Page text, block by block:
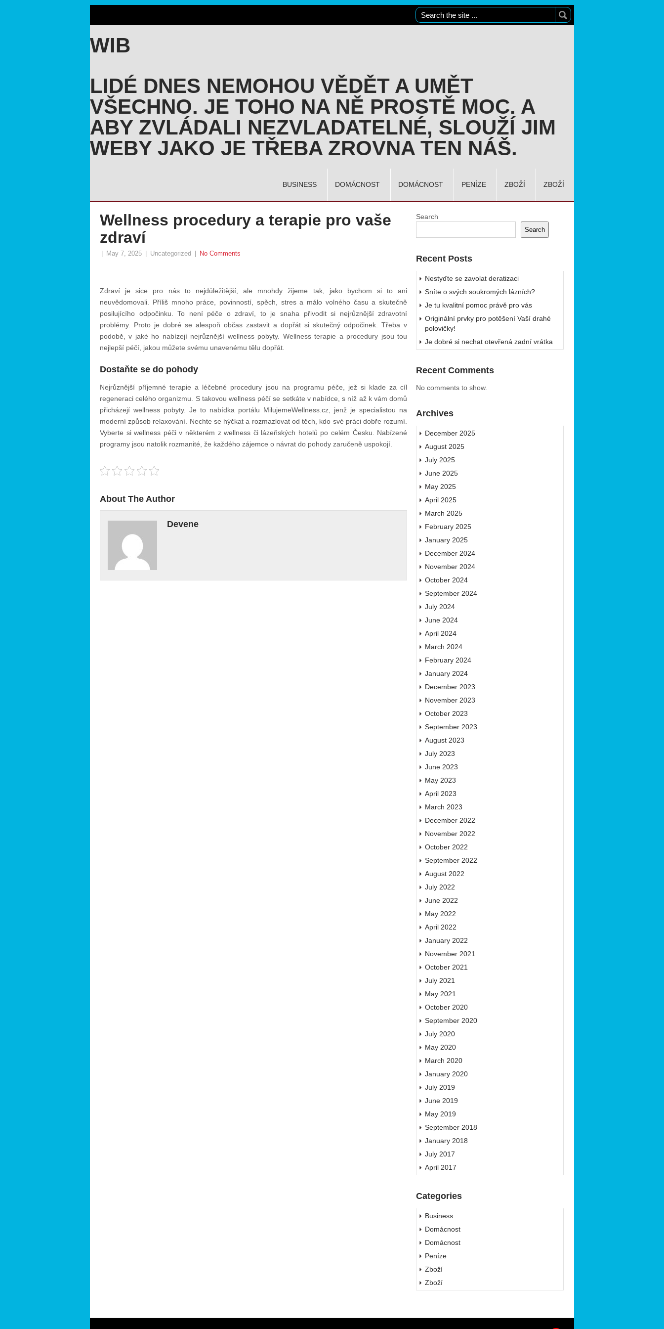
WIB
LIDÉ DNES NEMOHOU VĚDĚT A UMĚT
VŠECHNO. JE TOHO NA NĚ PROSTĚ MOC. A
ABY ZVLÁDALI NEZVLADATELNÉ, SLOUŽÍ JIM
WEBY JAKO JE TŘEBA ZROVNA TEN NÁŠ.
BUSINESS DOMÁCNOST DOMÁCNOST PENÍZE ZBOŽÍ ZBOŽÍ
Wellness procedury a terapie pro vaše
zdraví
May 7, 2025 Uncategorized No Comments
Zdraví je sice pro nás to nejdůležitější, ale mnohdy žijeme tak, jako bychom si to ani
neuvědomovali. Příliš mnoho práce, povinností, spěch, stres a málo volného času a skutečně
posilujícího odpočinku. To není péče o zdraví, to je snaha přivodit si nejrůznější zdravotní
problémy. Proto je dobré se alespoň občas zastavit a dopřát si skutečný odpočinek. Třeba v
podobě, v jaké ho nabízejí nejrůznější wellness pobyty. Wellness terapie a procedury jsou tou
nejlepší péčí, jakou můžete svému unavenému tělu dopřát.
Dostaňte se do pohody
Nejrůznější příjemné terapie a léčebné procedury jsou na programu péče, jež si klade za cíl
regeneraci celého organizmu. S takovou wellness péčí se setkáte v nabídce, s níž až k vám domů
přicházejíwellness pobyty. Je to nabídka portálu MilujemeWellness.cz, jenž je specialistou na
moderní způsob relaxování. Nechte se hýčkat a rozmazlovat od těch, kdo své práci dobře rozumí.
Vyberte si wellness péči v některém z wellness či lázeňských hotelů po celém Česku. Nabízené
programy jsou natolik rozmanité, že každého zájemce o návrat do pohody zaručeně uspokojí.
About The Author
Devene
Search
Search
Recent Posts
Nestyďte se zavolat deratizaci
Sníte o svých soukromých lázních?
Je tu kvalitní pomoc právě pro vás
Originální prvky pro potěšení Vaší drahé
polovičky!
Je dobré si nechat otevřená zadní vrátka
Recent Comments
No comments to show.
Archives
December 2025
August 2025
July 2025
June 2025
May 2025
April 2025
March 2025
February 2025
January 2025
December 2024
November 2024
October 2024
September 2024
July 2024
June 2024
April 2024
March 2024
February 2024
January 2024
December 2023
November 2023
October 2023
September 2023
August 2023
July 2023
June 2023
May 2023
April 2023
March 2023
December 2022
November 2022
October 2022
September 2022
August 2022
July 2022
June 2022
May 2022
April 2022
January 2022
November 2021
October 2021
July 2021
May 2021
October 2020
September 2020
July 2020
May 2020
March 2020
January 2020
July 2019
June 2019
May 2019
September 2018
January 2018
July 2017
April 2017
Categories
Business
Domácnost
Domácnost
Peníze
Zboží
Zboží